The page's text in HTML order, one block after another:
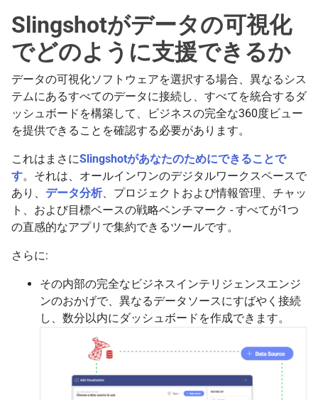
Slingshotがデータの可視化
でどのように支援できるか
データの可視化ソフトウェアを選択する場合、異なるシス
テムにあるすべてのデータに接続し、すべてを統合するダ
ッシュボードを構築して、ビジネスの完全な360度ビュー
を提供できることを確認する必要があります。
これはまさにSlingshotがあなたのためにできることで
す。それは、オールインワンのデジタルワークスペースで
あり、 データ分析、プロジェクトおよび情報管理、チャッ
ト、および目標ベースの戦略ベンチマーク - すべてが1つ
の直感的なアプリで集約できるツールです。
さらに:
その内部の完全なビジネスインテリジェンスエンジ
ンのおかげで、異なるデータソースにすばやく接続
し、数分以内にダッシュボードを作成できます。